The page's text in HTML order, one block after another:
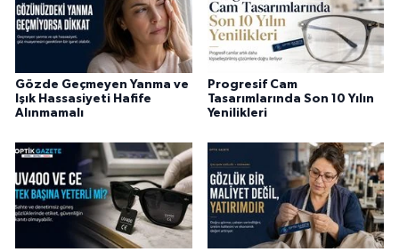
Gözde Geçmeyen Yanma ve
Işık Hassasiyeti Hafife
Alınmamalı
Progresif Cam
Tasarımlarında Son 10 Yılın
Yenilikleri